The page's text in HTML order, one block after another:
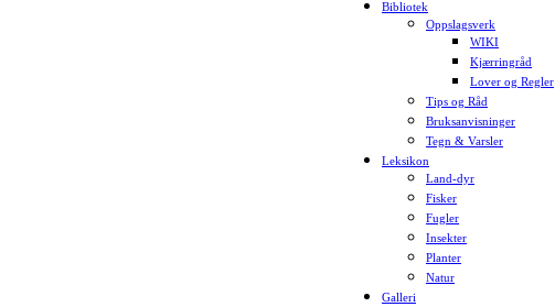
Bibliotek
Oppslagsverk
WIKI
Kjærringråd
Lover og Regler
Tips og Råd
Bruksanvisninger
Tegn & Varsler
Leksikon
Land-dyr
Fisker
Fugler
Insekter
Planter
Natur
Galleri